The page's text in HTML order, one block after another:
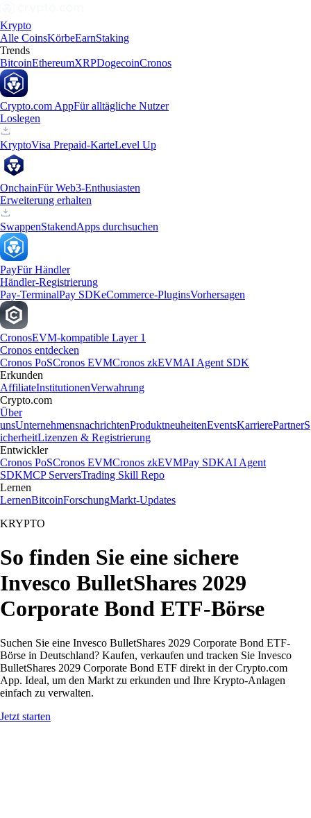
Krypto
Alle CoinsKörbeEarnStaking
Trends
BitcoinEthereumXRPDogecoinCronos
Crypto.com AppFür alltägliche Nutzer
Loslegen
KryptoVisa Prepaid-KarteLevel Up
OnchainFür Web3-Enthusiasten
Erweiterung erhalten
SwappenStakendApps durchsuchen
PayFür Händler
Händler-Registrierung
Pay-TerminalPay SDKeCommerce-PluginsVorhersagen
CronosEVM-kompatible Layer 1
Cronos entdecken
Cronos PoSCronos EVMCronos zkEVMAI Agent SDK
Erkunden
AffiliateInstitutionenVerwahrung
Crypto.com
Über
unsUnternehmensnachrichtenProduktneuheitenEventsKarrierePartnerS
icherheitLizenzen & Registrierung
Entwickler
Cronos PoSCronos EVMCronos zkEVMPay SDKAI Agent
SDKMCP ServersTrading Skill Repo
Lernen
LernenBitcoinForschungMarkt-Updates
KRYPTO
So finden Sie eine sichere
Invesco BulletShares 2029
Corporate Bond ETF-Börse
Suchen Sie eine Invesco BulletShares 2029 Corporate Bond ETF-
Börse in Deutschland? Kaufen, verkaufen und tracken Sie Invesco
BulletShares 2029 Corporate Bond ETF direkt in der Crypto.com
App. Ideal, um den Markt zu erkunden und Ihre Krypto-Anlagen
einfach zu verwalten.
Jetzt starten